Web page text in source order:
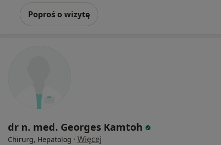
Poproś o wizytę
dr n. med. Georges Kamtoh
Chirurg, Hepatolog · Więcej